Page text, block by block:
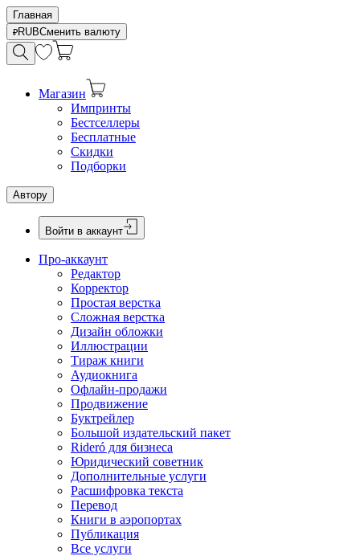
Главная
RUBСменить валюту
Магазин
Импринты
Бестселлеры
Бесплатные
Скидки
Подборки
Автору
Войти в аккаунт
Про-аккаунт
Редактор
Корректор
Простая верстка
Сложная верстка
Дизайн обложки
Иллюстрации
Тираж книги
Аудиокнига
Офлайн-продажи
Продвижение
Буктрейлер
Большой издательский пакет
Rideró для бизнеса
Юридический советник
Дополнительные услуги
Расшифровка текста
Перевод
Книги в аэропортах
Публикация
Все услуги